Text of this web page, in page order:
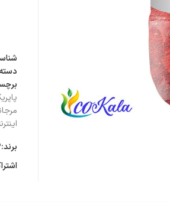
مرجانه
برند: